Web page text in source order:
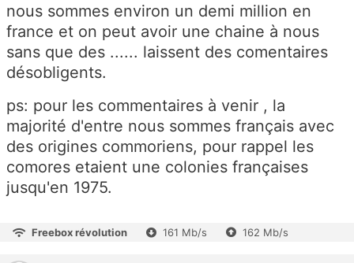
nous sommes environ un demi million en
france et on peut avoir une chaine à nous
sans que des ...... laissent des comentaires
désobligents.
ps: pour les commentaires à venir , la
majorité d'entre nous sommes français avec
des origines commoriens, pour rappel les
comores etaient une colonies françaises
jusqu'en 1975.
Freebox révolution 161 Mb/s 162 Mb/s